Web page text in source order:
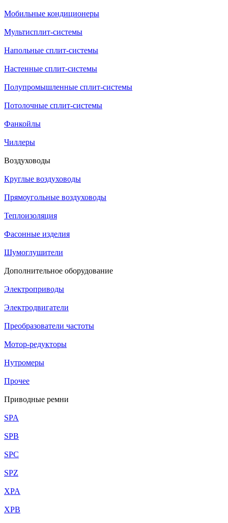
Мобильные кондиционеры
Мультисплит-системы
Напольные сплит-системы
Настенные сплит-системы
Полупромышленные сплит-системы
Потолочные сплит-системы
Фанкойлы
Чиллеры
Воздуховоды
Круглые воздуховоды
Прямоугольные воздуховоды
Теплоизоляция
Фасонные изделия
Шумоглушители
Дополнительное оборудование
Электроприводы
Электродвигатели
Преобразователи частоты
Мотор-редукторы
Нутромеры
Прочее
Приводные ремни
SPA
SPB
SPC
SPZ
XPA
XPB